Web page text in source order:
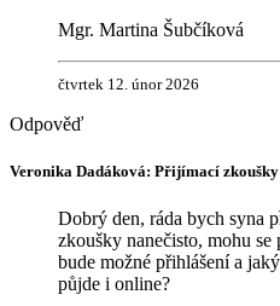
Mgr. Martina Šubčíková
čtvrtek 12. únor 2026
Veronika Dadáková: Přijímací zkoušky
Dobrý den, ráda bych syna
zkoušky nanečisto, mohu se
bude možné přihlášení a
půjde i online?